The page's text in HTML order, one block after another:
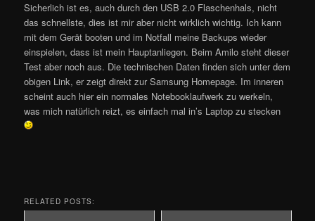
Sicherlich ist es, auch durch den USB 2.0 Flaschenhals, nicht
das schnellste, dies ist mir aber nicht wirklich wichtig. Ich kann
mit dem Gerät booten und im Notfall meine Backups wieder
einspielen, dass ist mein Hauptanliegen. Beim Amilo steht dieser
Test aber noch aus. Die technischen Daten finden sich unter dem
obigen Link, er zeigt direkt zur Samsung Homepage. Im inneren
scheint auch hier ein normales Notebooklaufwerk zu werkeln,
was mich natürlich reizt, es einfach mal in’s Laptop zu stecken
RELATED POSTS: